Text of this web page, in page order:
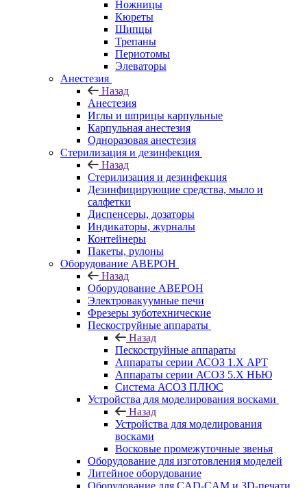
Ножницы
Кюреты
Шипцы
Трепаны
Периотомы
Элеваторы
Анестезия
Назад
Анестезия
Иглы и шприцы карпульные
Карпульная анестезия
Одноразовая анестезия
Стерилизация и дезинфекция
Назад
Стерилизация и дезинфекция
Дезинфицирующие средства, мыло и
салфетки
Диспенсеры, дозаторы
Индикаторы, журналы
Контейнеры
Пакеты, рулоны
Оборудование АВЕРОН
Назад
Оборудование АВЕРОН
Электровакуумные печи
Фрезеры зуботехнические
Пескоструйные аппараты
Назад
Пескоструйные аппараты
Аппараты серии АСОЗ 1.Х АРТ
Аппараты серии АСОЗ 5.Х НЬЮ
Система АСОЗ ПЛЮС
Устройства для моделирования восками
Назад
Устройства для моделирования
восками
Восковые промежуточные звенья
Оборудование для изготовления моделей
Литейное оборудование
Оборудование для CAD-CAM и 3D-печати